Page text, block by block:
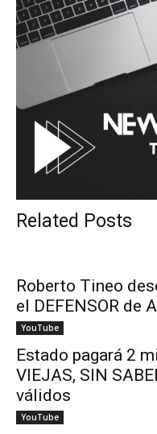
Related Posts
Roberto Tineo
el DEFENSOR de
YouTube
Estado pagará 2
VIEJAS, SIN
válidos
YouTube